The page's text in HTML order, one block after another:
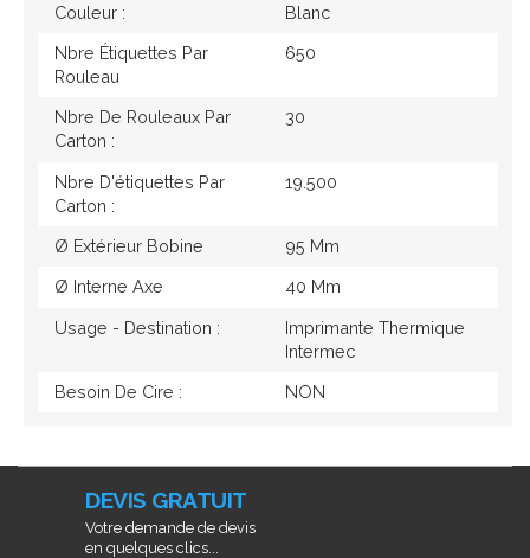
Couleur : Blanc
Nbre Étiquettes Par
Rouleau
650
Nbre De Rouleaux Par
Carton :
30
Nbre D'étiquettes Par
Carton :
19.500
Ø Extérieur Bobine 95 Mm
Ø Interne Axe 40 Mm
Usage - Destination :
Imprimante Thermique
Intermec
Besoin De Cire : NON
DEVIS GRATUIT
Votre demande de devis
en quelques clics...